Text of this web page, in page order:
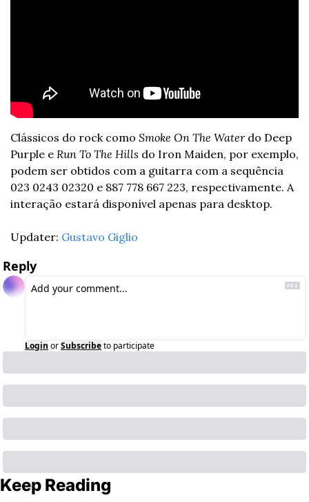
Clássicos do rock como Smoke On The Water do Deep
Purple e Run To The Hills do Iron Maiden, por exemplo,
podem ser obtidos com a guitarra com a sequência
023 0243 02320 e 887 778 667 223, respectivamente. A
interação estará disponível apenas para desktop.
Updater: Gustavo Giglio
Reply
Login orSubscribeto participate
Keep Reading